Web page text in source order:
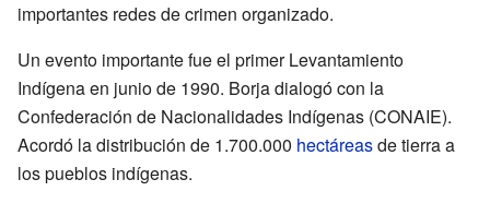
importantes redes de crimen organizado.
Un evento importante fue el primer Levantamiento
Indígena en junio de 1990. Borja dialogó con la
Confederación de Nacionalidades Indígenas (CONAIE).
Acordó la distribución de 1.700.000 hectáreasde tierra a
los pueblos indígenas.